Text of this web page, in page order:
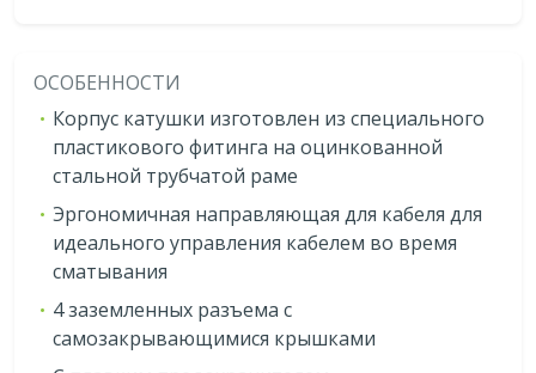
ОСОБЕННОСТИ
Корпус катушки изготовлен из специального
пластикового фитинга на оцинкованной
стальной трубчатой раме
Эргономичная направляющая для кабеля для
идеального управления кабелем во время
сматывания
4 заземленных разъема с
самозакрывающимися крышками